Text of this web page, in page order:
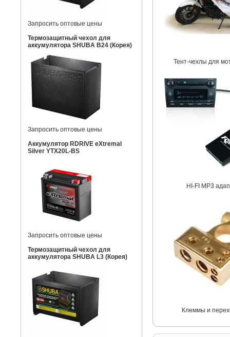
Запросить оптовые цены
Термозащитный чехол для
аккумулятора SHUBA B24 (Корея)
Запросить оптовые цены
Аккумулятор RDRIVE eXtremal
Silver YTX20L-BS
Запросить оптовые цены
Термозащитный чехол для
аккумулятора SHUBA L3 (Корея)
Тент-чехлы для
HI-FI MP3
Клеммы и